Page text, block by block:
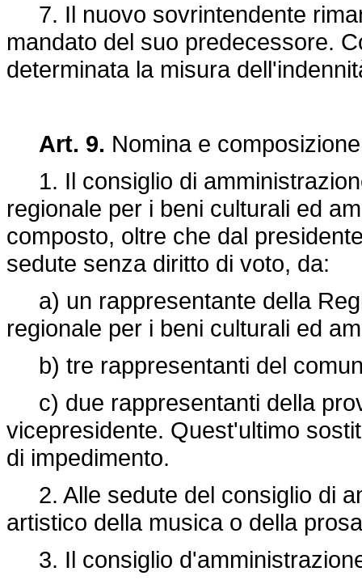
7. Il nuovo sovrintendente
mandato del suo predecessore.
determinata la misura
Art. 9. Nomina e
1. Il consiglio di
regionale per i beni culturali ed
composto, oltre che dal
sedute senza diritto di voto, da:
a) un rappresentante della
regionale per i beni culturali ed
b) tre rappresentanti del
c) due rappresentanti della
vicepresidente. Quest'ultimo
di impedimento.
2. Alle sedute del consiglio di
artistico della musica o della
3. Il consiglio